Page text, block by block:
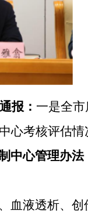
报： 一是全
心考核评估情
中心管理办法
血液透析、创